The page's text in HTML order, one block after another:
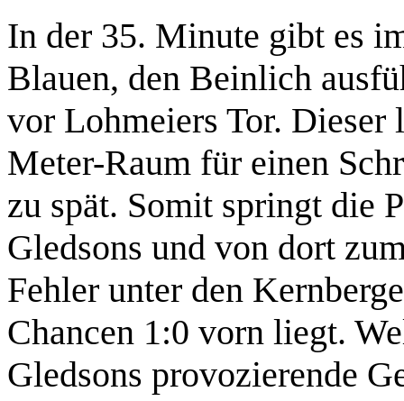
In der 35. Minute gibt es
Blauen, den Beinlich
vor Lohmeiers Tor. Dieser
Meter-Raum für einen
zu spät. Somit springt die
Gledsons und von dort
Fehler unter den
Chancen 1:0 vorn liegt.
Gledsons provozierende